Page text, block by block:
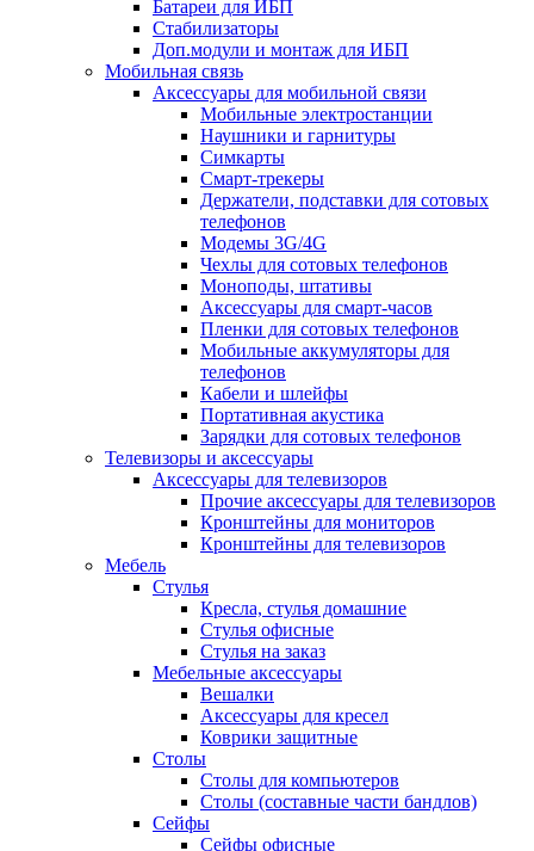
Батареи для ИБП
Стабилизаторы
Доп.модули и монтаж для ИБП
Мобильная связь
Аксессуары для мобильной связи
Мобильные электростанции
Наушники и гарнитуры
Симкарты
Смарт-трекеры
Держатели, подставки для сотовых
телефонов
Модемы 3G/4G
Чехлы для сотовых телефонов
Моноподы, штативы
Аксессуары для смарт-часов
Пленки для сотовых телефонов
Мобильные аккумуляторы для
телефонов
Кабели и шлейфы
Портативная акустика
Зарядки для сотовых телефонов
Телевизоры и аксессуары
Аксессуары для телевизоров
Прочие аксессуары для телевизоров
Кронштейны для мониторов
Кронштейны для телевизоров
Мебель
Стулья
Кресла, стулья домашние
Стулья офисные
Стулья на заказ
Мебельные аксессуары
Вешалки
Аксессуары для кресел
Коврики защитные
Столы
Столы для компьютеров
Столы (составные части бандлов)
Сейфы
Сейфы офисные